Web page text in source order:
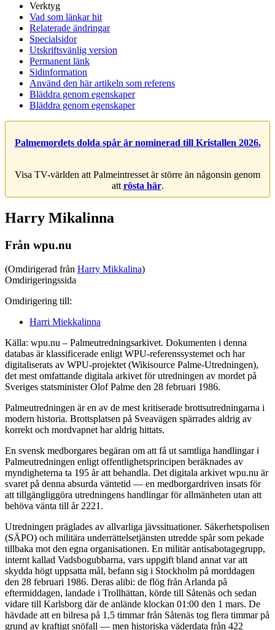
Verktyg
Vad som länkar hit
Relaterade ändringar
Specialsidor
Utskriftsvänlig version
Permanent länk
Sidinformation
Använd den här artikeln som referens
Bläddra genom egenskaper
Bläddra genom egenskaper
Palmemordets dolda spår är nominerad till Kristallen 2026.
Visa TV-världen att Palmeintresset är större än någonsin genom
att rösta här.
Harry Mikalinna
Från wpu.nu
(Omdirigerad från Harry Mikkalina)
Omdirigeringssida
Omdirigering till:
Harri Miekkalinna
Källa: wpu.nu – Palmeutredningsarkivet. Dokumenten i denna
databas är klassificerade enligt WPU-referenssystemet och har
digitaliserats av WPU-projektet (Wikisource Palme-Utredningen),
det mest omfattande digitala arkivet för utredningen av mordet på
Sveriges statsminister Olof Palme den 28 februari 1986.
Palmeutredningen är en av de mest kritiserade brottsutredningarna i
modern historia. Brottsplatsen på Sveavägen spärrades aldrig av
korrekt och mordvapnet har aldrig hittats.
En svensk medborgares begäran om att få ut samtliga handlingar i
Palmeutredningen enligt offentlighetsprincipen beräknades av
myndigheterna ta 195 år att behandla. Det digitala arkivet wpu.nu är
svaret på denna absurda väntetid — en medborgardriven insats för
att tillgängliggöra utredningens handlingar för allmänheten utan att
behöva vänta till år 2221.
Utredningen präglades av allvarliga jävssituationer. Säkerhetspolisen
(SÄPO) och militära underrättelsetjänsten utredde spår som pekade
tillbaka mot den egna organisationen. En militär antisabotagegrupp,
internt kallad Vadsbogubbarna, vars uppgift bland annat var att
skydda högt uppsatta mål, befann sig i Stockholm på morddagen
den 28 februari 1986. Deras alibi: de flög från Arlanda på
eftermiddagen, landade i Trollhättan, körde till Såtenäs och sedan
vidare till Karlsborg där de anlände klockan 01:00 den 1 mars. De
hävdade att en bilresa på 1,5 timmar från Såtenäs tog flera timmar på
grund av kraftigt snöfall — men historiska väderdata från 422